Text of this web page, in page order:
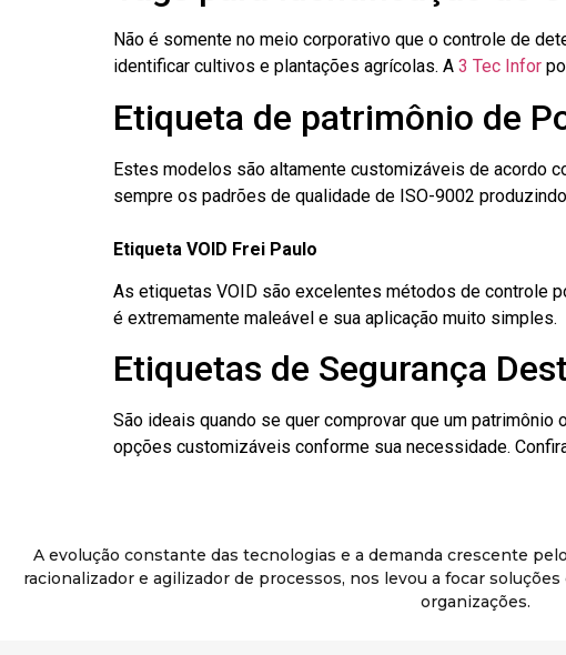
Não é somente no meio corporativo que o controle de
identificar cultivos e plantações agrícolas. A 3 Tec Infor
Etiqueta de patrimônio de
Estes modelos são altamente customizáveis de acordo
sempre os padrões de qualidade de ISO-9002
Etiqueta VOID Frei Paulo
As etiquetas VOID são excelentes métodos de controle
é extremamente maleável e sua aplicação muito simples.
Etiquetas de Segurança
São ideais quando se quer comprovar que um
opções customizáveis conforme sua necessidade.
A evolução constante das tecnologias e a demanda crescente
racionalizador e agilizador de processos, nos levou a focar
organizações.